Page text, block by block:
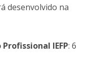
desenvolvido na
IEFP: 6